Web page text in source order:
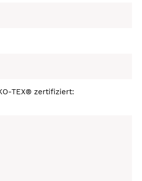
TEX® zertifiziert: